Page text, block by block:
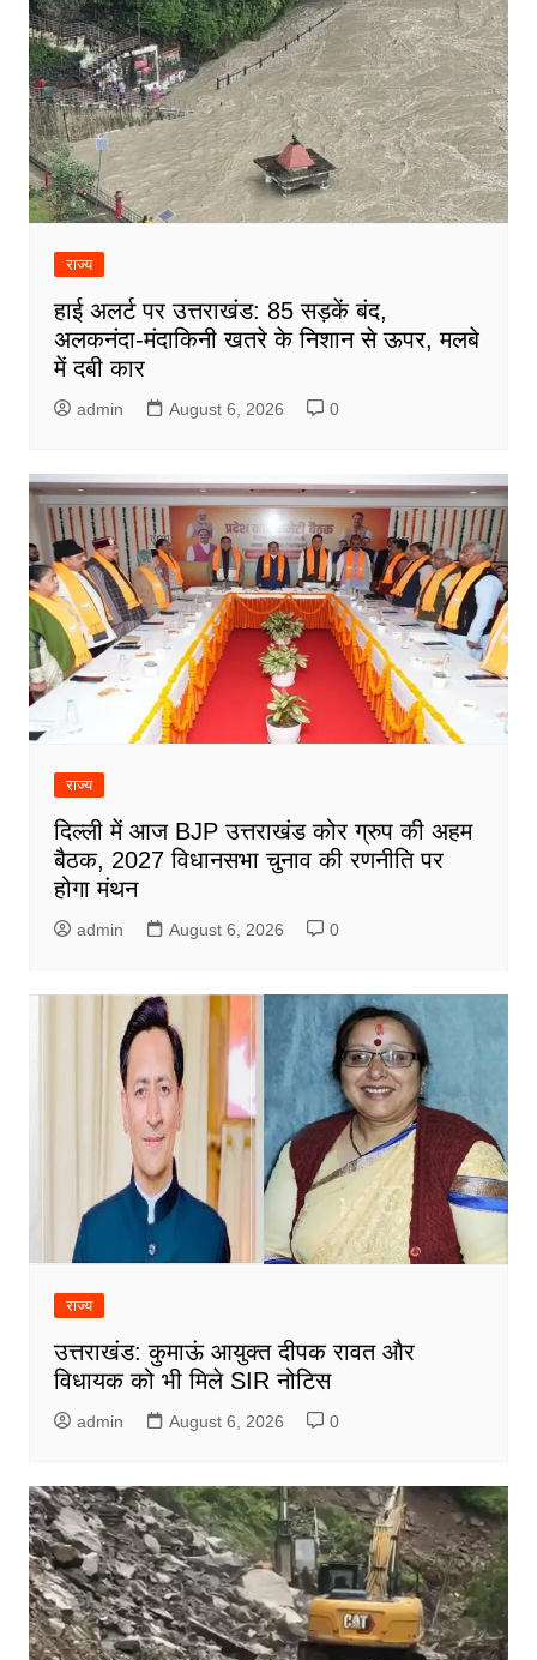
राज्य
हाई अलर्ट पर उत्तराखंड: 85 सड़कें बंद,
अलकनंदा-मंदाकिनी खतरे के निशान से ऊपर, मलबे
में दबी कार
admin August 6, 2026 0
राज्य
दिल्ली में आज BJP उत्तराखंड कोर ग्रुप की अहम
बैठक, 2027 विधानसभा चुनाव की रणनीति पर
होगा मंथन
admin August 6, 2026 0
राज्य
उत्तराखंड: कुमाऊं आयुक्त दीपक रावत और
विधायक को भी मिले SIR नोटिस
admin August 6, 2026 0